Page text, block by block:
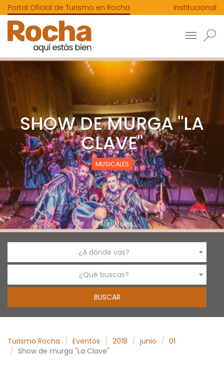
Portal Oficial de Turismo en Rocha Institucional
Toggle
SHOW DE MURGA "LA
CLAVE"
MUSICALES
¿A dónde vas?
¿Qué buscas?
Turismo Rocha Eventos 2018 junio
01
Show de murga "La Clave"